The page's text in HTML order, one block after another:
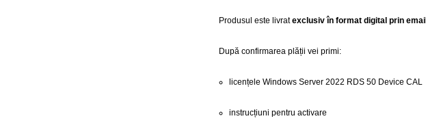
Produsul este livratexclusiv în format digital prin email
După confirmarea plății vei primi:
licențele Windows Server 2022 RDS 50 Device CAL
instrucțiuni pentru activare